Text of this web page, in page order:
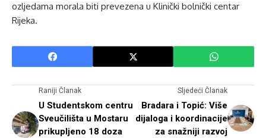
ozljedama morala biti prevezena u Klinički bolnički centar
Rijeka.
Raniji Članak
U Studentskom centru
Sveučilišta u Mostaru
prikupljeno 18 doza
Sljedeći Članak
Bradara i Topić: Više
dijaloga i koordinacije
za snažniji razvoj